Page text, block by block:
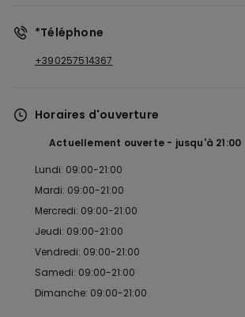
*Téléphone
+390257514367
Horaires d'ouverture
Actuellement ouverte jusqu'à 21:00
Lundi: 09:00-21:00
Mardi: 09:00-21:00
Mercredi: 09:00-21:00
Jeudi: 09:00-21:00
Vendredi: 09:00-21:00
Samedi: 09:00-21:00
Dimanche: 09:00-21:00